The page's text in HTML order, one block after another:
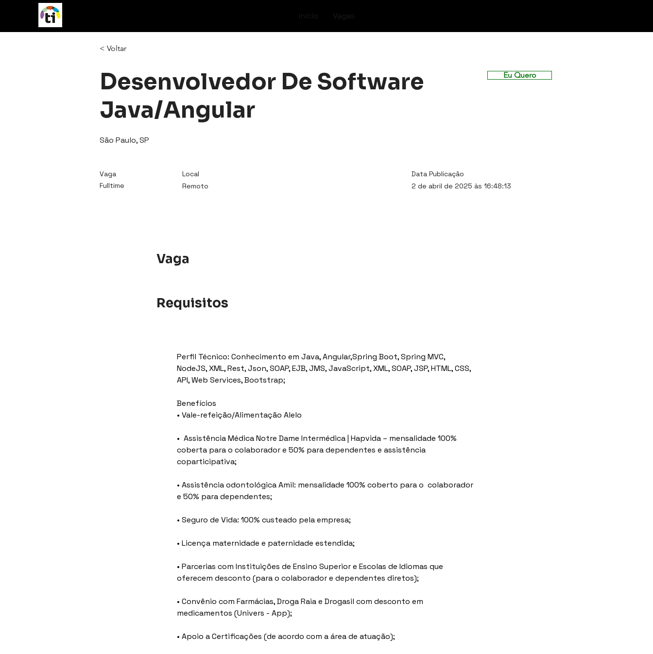
Início Vagas
< Voltar
Desenvolvedor De Software
Java/Angular
Eu Quero
São Paulo, SP
Vaga
Fulltime
Local
Remoto
Data Publicação
2 de abril de 2025 às 16:48:13
Vaga
Requisitos
Perfil Técnico: Conhecimento em Java, Angular,Spring Boot, Spring MVC,
NodeJS, XML, Rest, Json, SOAP, EJB, JMS, JavaScript, XML, SOAP, JSP, HTML, CSS,
API, Web Services, Bootstrap;
Benefícios
• Vale-refeição/Alimentação Alelo
•  Assistência Médica Notre Dame Intermédica | Hapvida – mensalidade 100%
coberta para o colaborador e 50% para dependentes e assistência
coparticipativa;
• Assistência odontológica Amil: mensalidade 100% coberto para o  colaborador
e 50% para dependentes;
• Seguro de Vida: 100% custeado pela empresa;
• Licença maternidade e paternidade estendida;
• Parcerias com Instituições de Ensino Superior e Escolas de Idiomas que
oferecem desconto (para o colaborador e dependentes diretos);
• Convênio com Farmácias, Droga Raia e Drogasil com desconto em
medicamentos (Univers - App);
• Apoio a Certificações (de acordo com a área de atuação);